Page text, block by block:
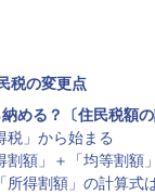
税の変更点
める？〔住民税額の
税」から始まる
額」＋「均等割額」
所得割額」の計算式